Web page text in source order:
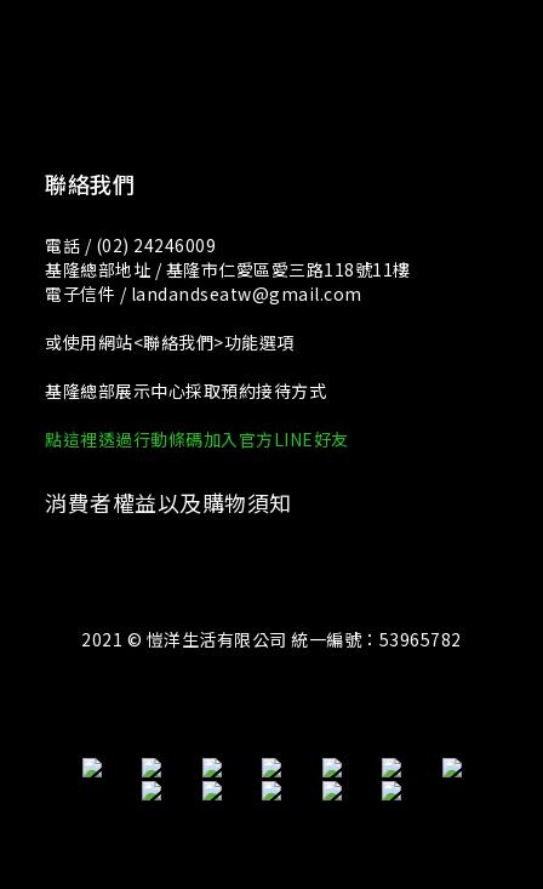
聯絡我們
電話 / (02) 24246009
基隆總部地址 / 基隆市仁愛區愛三路118號11樓
電子信件 / landandseatw@gmail.com
或使用網站<聯絡我們>功能選項
基隆總部展示中心採取預約接待方式
點這裡透過行動條碼加入官方LINE好友
消費者權益以及購物須知
2021 © 愷洋生活有限公司 統一編號：53965782